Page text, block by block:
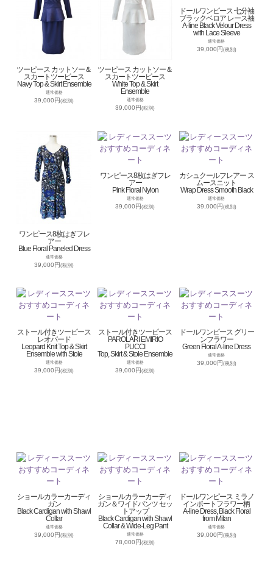
ツーピース カットソー＆
スカートツーピース
Navy Top & Skirt Ensemble
通常価格
39,000円(税別)
ツーピース カットソー＆
スカートツーピース
White Top & Skirt
Ensemble
通常価格
39,000円(税別)
ドールワンピース 七分袖
ブラックベロア レース袖
A-line Black Velour Dress
with Lace Sleeve
通常価格
39,000円(税別)
ワンピース8枚はぎフレ
アー
Blue Floral Paneled Dress
通常価格
39,000円(税別)
ワンピース8枚はぎフレ
アー
Pink Floral Nylon
通常価格
39,000円(税別)
カシュクールフレアー ス
ムースニット
Wrap Dress Smooth Black
通常価格
39,000円(税別)
ストール付きツーピース
レオパード
Leopard Knit Top & Skirt
Ensemble with Stole
通常価格
39,000円(税別)
ストール付きツーピース
PAROLARI EMIRIO
PUCCI
Top, Skirt & Stole Ensemble
通常価格
39,000円(税別)
ドールワンピース グリー
ンフラワー
Green Floral A-line Dress
通常価格
39,000円(税別)
ショールカラーカーディ
ガン
Black Cardigan with Shawl
Collar
通常価格
39,000円(税別)
ショールカラーカーディ
ガン＆ワイドパンツ セッ
トアップ
Black Cardigan with Shawl
Collar & Wide-Leg Pant
通常価格
78,000円(税別)
ドールワンピース ミラノ
インポートフラワー柄
A-line Dress, Black Floral
from Milan
通常価格
39,000円(税別)